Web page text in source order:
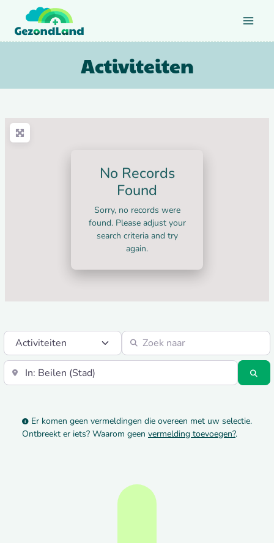
Doorgaan
inhoud
Activiteiten
No Records
Found
Sorry, no records were
found. Please adjust your
search criteria and try
again.
Select search type Zoek naar
Vlakbij
Er komen geen vermeldingen die overeen met uw selectie.
Ontbreekt er iets? Waarom geen vermelding toevoegen?.